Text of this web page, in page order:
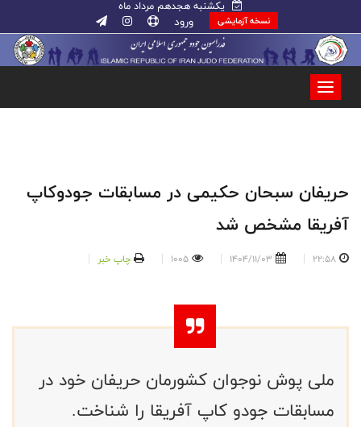
یکشنبه هجدهم مرداد ماه
نسخه آزمایشی ورود
حریفان سبحان حکیمی در مسابقات جودو‌کاپ
آفریقا مشخص شد
22:58
1404/11/03
1005 چاپ خبر
ملی پوش نوجوان کشورمان حریفان خود در
مسابقات جودو کاپ آفریقا را شناخت.